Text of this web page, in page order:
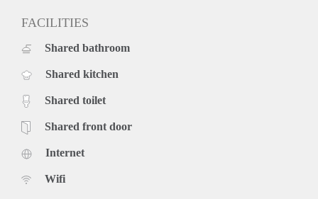
FACILITIES
Shared bathroom
Shared kitchen
Shared toilet
Shared front door
Internet
Wifi